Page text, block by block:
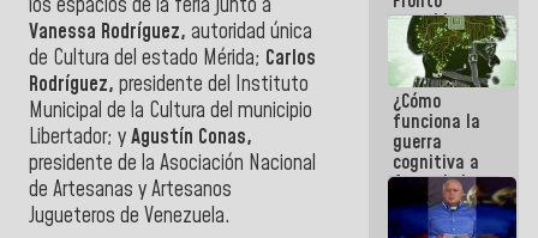
Vanessa Rodríguez, autoridad única
de Cultura del estado Mérida; Carlos
Rodríguez, presidente del Instituto
Municipal de la Cultura del municipio
Libertador; yAgustín Conas,
presidente de la Asociación Nacional
de Artesanas y Artesanos
Jugueteros de Venezuela.
restableceremos
las
operaciones
en el
Aeropuerto
Internacional
de
Maiquetía
¿Cómo
funciona la
guerra
cognitiva a
favor de la
narrativa
hegemónica?